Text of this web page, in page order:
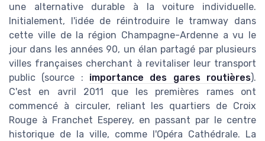
une alternative durable à la voiture individuelle.
Initialement, l'idée de réintroduire le tramway dans
cette ville de la région Champagne-Ardenne a vu le
jour dans les années 90, un élan partagé par plusieurs
villes françaises cherchant à revitaliser leur transport
public (source : importance des gares routières).
C'est en avril 2011 que les premières rames ont
commencé à circuler, reliant les quartiers de Croix
Rouge à Franchet Esperey, en passant par le centre
historique de la ville, comme l'Opéra Cathédrale. La